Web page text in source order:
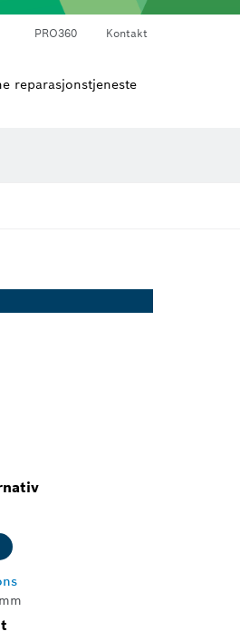
PRO360 Kontakt
reparasjonstjeneste